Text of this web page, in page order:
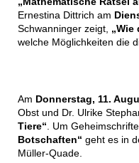
Ernestina Dittrich am
Schwanninger zeigt, „Wie
welche Möglichkeiten die
Am Donnerstag, 11.
Obst und Dr. Ulrike
Tiere“. Um
Botschaften“ geht es in
Müller-Quade.